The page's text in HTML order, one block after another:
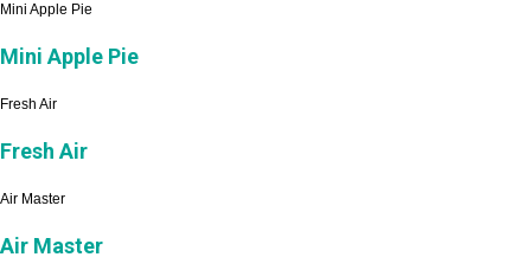
Mini Apple Pie
Mini Apple Pie
Fresh Air
Fresh Air
Air Master
Air Master